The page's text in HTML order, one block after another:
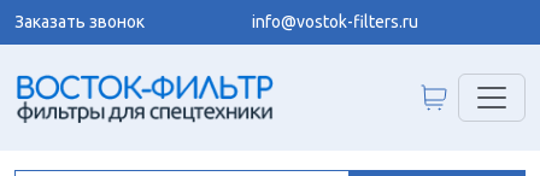
Заказать звонок info@vostok-filters.ru